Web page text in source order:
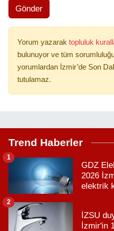
Gönder
Yorum yazarak topluluk
bulunuyor ve tüm
yorumlardan İzmir’de Son
tutulamaz.
Trend Haberler
GDZ
2026
elektrik
1
İZSU
İzmir'in
2